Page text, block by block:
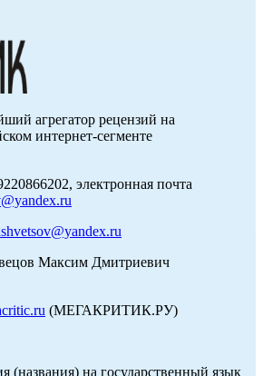
агрегатор рецензий на
интернет-сегменте
электронная почта
Максим Дмитриевич
(МЕГАКРИТИК.РУ)
(названия) на государственный язык